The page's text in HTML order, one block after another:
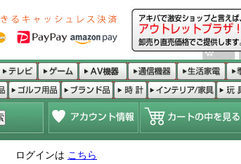
ログインは こちら